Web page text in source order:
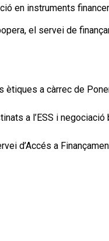
en instruments
el servei de
ètiques a càrrec de
a l’ESS i
d’Accés a